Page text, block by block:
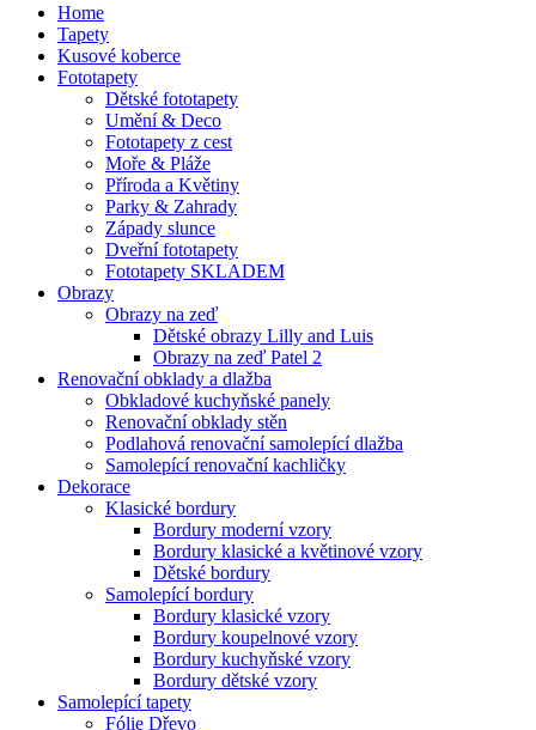
Home
Tapety
Kusové koberce
Fototapety
Dětské fototapety
Umění & Deco
Fototapety z cest
Moře & Pláže
Příroda a Květiny
Parky & Zahrady
Západy slunce
Dveřní fototapety
Fototapety SKLADEM
Obrazy
Obrazy na zeď
Dětské obrazy Lilly and Luis
Obrazy na zeď Patel 2
Renovační obklady a dlažba
Obkladové kuchyňské panely
Renovační obklady stěn
Podlahová renovační samolepící dlažba
Samolepící renovační kachličky
Dekorace
Klasické bordury
Bordury moderní vzory
Bordury klasické a květinové vzory
Dětské bordury
Samolepící bordury
Bordury klasické vzory
Bordury koupelnové vzory
Bordury kuchyňské vzory
Bordury dětské vzory
Samolepící tapety
Fólie Dřevo